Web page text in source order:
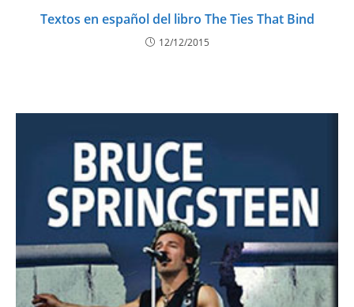
Textos en español del libro The Ties That Bind
12/12/2015